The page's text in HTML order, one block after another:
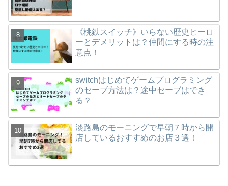
《桃鉄スイッチ》いらない歴史ヒーロ
ーとデメリットは？仲間にする時の注
意点！
switchはじめてゲームプログラミング
のセーブ方法は？途中セーブはでき
る？
淡路島のモーニングで早朝７時から開
店しているおすすめのお店３選！